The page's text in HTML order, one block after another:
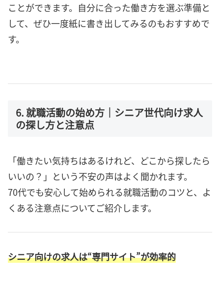
ことができます。自分に合った働き方を選ぶ準備と
して、ぜひ一度紙に書き出してみるのもおすすめで
す。
6. 就職活動の始め方｜シニア世代向け求人
の探し方と注意点
「働きたい気持ちはあるけれど、どこから探したら
いいの？」という不安の声はよく聞かれます。
70代でも安心して始められる就職活動のコツと、よ
くある注意点についてご紹介します。
シニア向けの求人は“専門サイト”が効率的